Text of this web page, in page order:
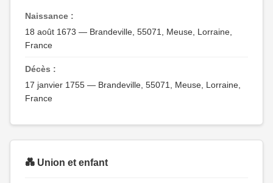
Naissance :
18 août 1673 — Brandeville, 55071, Meuse, Lorraine,
France
Décès :
17 janvier 1755 — Brandeville, 55071, Meuse, Lorraine,
France
💑 Union et enfant